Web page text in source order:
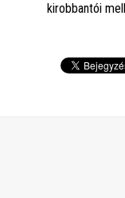
kirobbantói